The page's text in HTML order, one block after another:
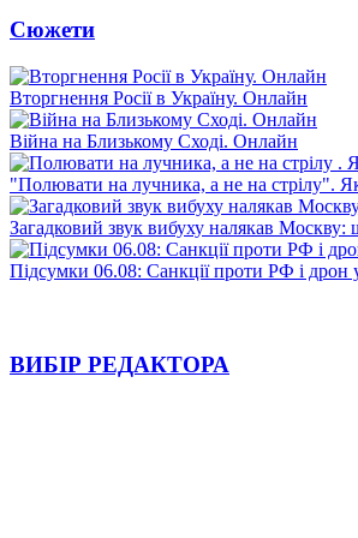
Сюжети
Вторгнення Росії в Україну. Онлайн
Війна на Близькому Сході. Онлайн
"Полювати на лучника, а не на стрілу".
Загадковий звук вибуху налякав Москву:
Підсумки 06.08: Санкції проти РФ і дрон
ВИБІР РЕДАКТОРА